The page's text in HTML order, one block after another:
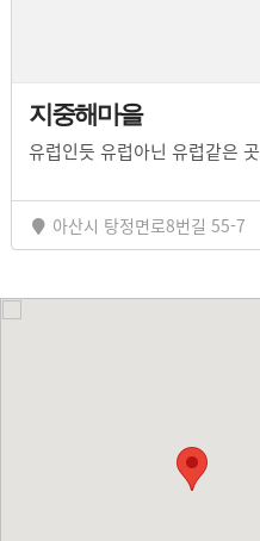
지중해마을
유럽인듯 유럽아닌 유럽같은 곳
아산시 탕정면로8번길 55-7